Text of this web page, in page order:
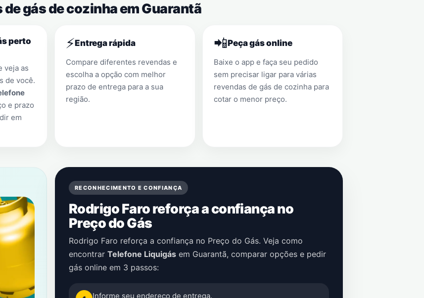
gás de cozinha em Guarantã
perto
veja as
de você.
e prazo
em
⚡Entrega rápida
Compare diferentes revendas e
escolha a opção com melhor
prazo de entrega para a sua
região.
📲Peça gás online
Baixe o app e faça seu pedido
sem precisar ligar para várias
revendas de gás de cozinha para
cotar o menor preço.
RECONHECIMENTO E CONFIANÇA
Rodrigo Faro reforça a confiança no
Preço do Gás
Rodrigo Faro reforça a confiança no Preço do Gás. Veja como
encontrar Telefone Liquigás em Guarantã, comparar opções e pedir
gás online em 3 passos:
Informe seu endereço de entrega.